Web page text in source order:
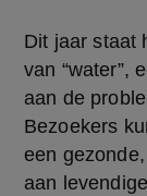
Dit jaar staat
van “water”,
aan de
Bezoekers
een
aan